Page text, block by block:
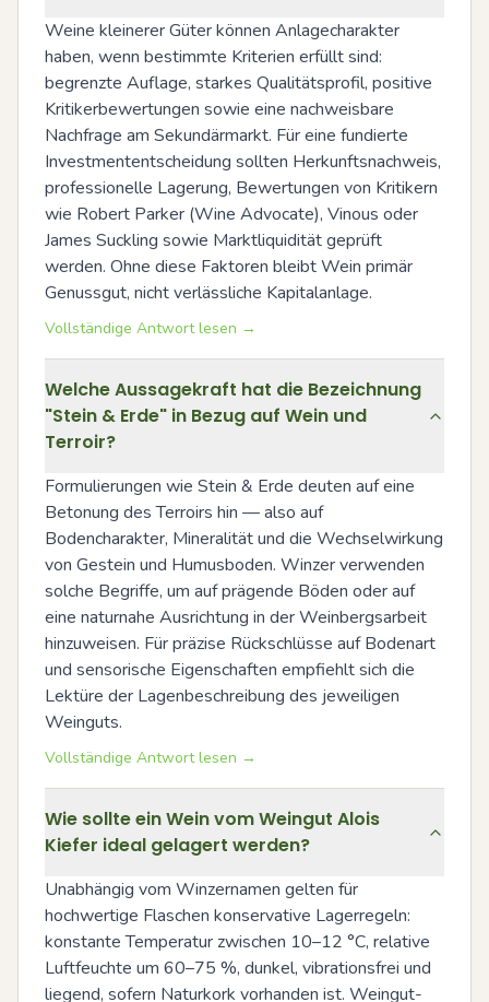
Weine kleinerer Güter können Anlagecharakter
haben, wenn bestimmte Kriterien erfüllt sind:
begrenzte Auflage, starkes Qualitätsprofil, positive
Kritikerbewertungen sowie eine nachweisbare
Nachfrage am Sekundärmarkt. Für eine fundierte
Investmententscheidung sollten Herkunftsnachweis,
professionelle Lagerung, Bewertungen von Kritikern
wie Robert Parker (Wine Advocate), Vinous oder
James Suckling sowie Marktliquidität geprüft
werden. Ohne diese Faktoren bleibt Wein primär
Genussgut, nicht verlässliche Kapitalanlage.
Vollständige Antwort lesen →
Welche Aussagekraft hat die Bezeichnung
"Stein & Erde" in Bezug auf Wein und
Terroir?
Formulierungen wie Stein & Erde deuten auf eine
Betonung des Terroirs hin — also auf
Bodencharakter, Mineralität und die Wechselwirkung
von Gestein und Humusboden. Winzer verwenden
solche Begriffe, um auf prägende Böden oder auf
eine naturnahe Ausrichtung in der Weinbergsarbeit
hinzuweisen. Für präzise Rückschlüsse auf Bodenart
und sensorische Eigenschaften empfiehlt sich die
Lektüre der Lagenbeschreibung des jeweiligen
Weinguts.
Vollständige Antwort lesen →
Wie sollte ein Wein vom Weingut Alois
Kiefer ideal gelagert werden?
Unabhängig vom Winzernamen gelten für
hochwertige Flaschen konservative Lagerregeln:
konstante Temperatur zwischen 10–12 °C, relative
Luftfeuchte um 60–75 %, dunkel, vibrationsfrei und
liegend, sofern Naturkork vorhanden ist. Weingut-